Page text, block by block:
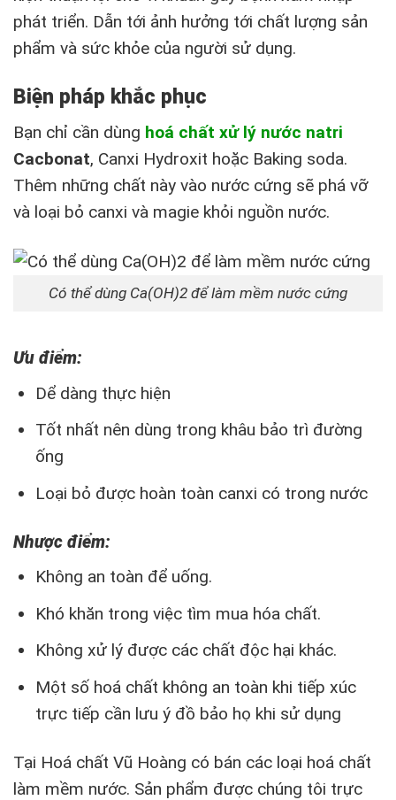
phát triển. Dẫn tới ảnh hưởng tới chất lượng sản
phẩm và sức khỏe của người sử dụng.
Biện pháp khắc phục
Bạn chỉ cần dùng hoá chất xử lý nước natri
Cacbonat, Canxi Hydroxit hoặc Baking soda.
Thêm những chất này vào nước cứng sẽ phá vỡ
và loại bỏ canxi và magie khỏi nguồn nước.
Có thể dùng Ca(OH)2 để làm mềm nước cứng
Ưu điểm:
Dể dàng thực hiện
Tốt nhất nên dùng trong khâu bảo trì đường
ống
Loại bỏ được hoàn toàn canxi có trong nước
Nhược điểm:
Không an toàn để uống.
Khó khăn trong việc tìm mua hóa chất.
Không xử lý được các chất độc hại khác.
Một số hoá chất không an toàn khi tiếp xúc
trực tiếp cần lưu ý đồ bảo họ khi sử dụng
Tại Hoá chất Vũ Hoàng có bán các loại hoá chất
làm mềm nước. Sản phẩm được chúng tôi trực